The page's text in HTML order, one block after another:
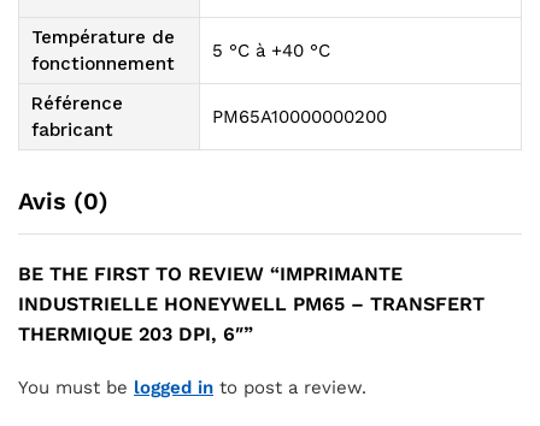
Température de
fonctionnement
5 °C à +40 °C
Référence
fabricant
PM65A10000000200
Avis (0)
BE THE FIRST TO REVIEW “IMPRIMANTE
INDUSTRIELLE HONEYWELL PM65 – TRANSFERT
THERMIQUE 203 DPI, 6″”
You must be logged in to post a review.